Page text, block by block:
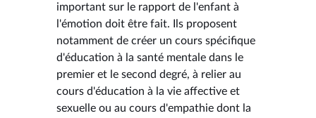
important sur le rapport de l'enfant à
l'émotion doit être fait. Ils proposent
notamment de créer un cours spécifique
d'éducation à la santé mentale dans le
premier et le second degré, à relier au
cours d'éducation à la vie affective et
sexuelle ou au cours d'empathie dont la